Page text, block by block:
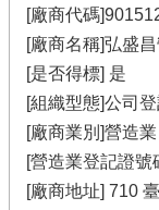
[廠商代碼
[廠商名稱]弘盛
[是否得標] 是
[組織型態]公司
[廠商業別]營造業
[營造業登記證
[廠商地址] 710